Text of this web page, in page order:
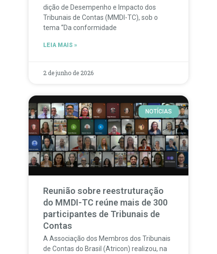
dição de Desempenho e Impacto dos
Tribunais de Contas (MMDI-TC), sob o
tema “Da conformidade
LEIA MAIS »
2 de junho de 2026
NOTÍCIAS
Reunião sobre reestruturação
do MMDI-TC reúne mais de 300
participantes de Tribunais de
Contas
A Associação dos Membros dos Tribunais
de Contas do Brasil (Atricon) realizou, na